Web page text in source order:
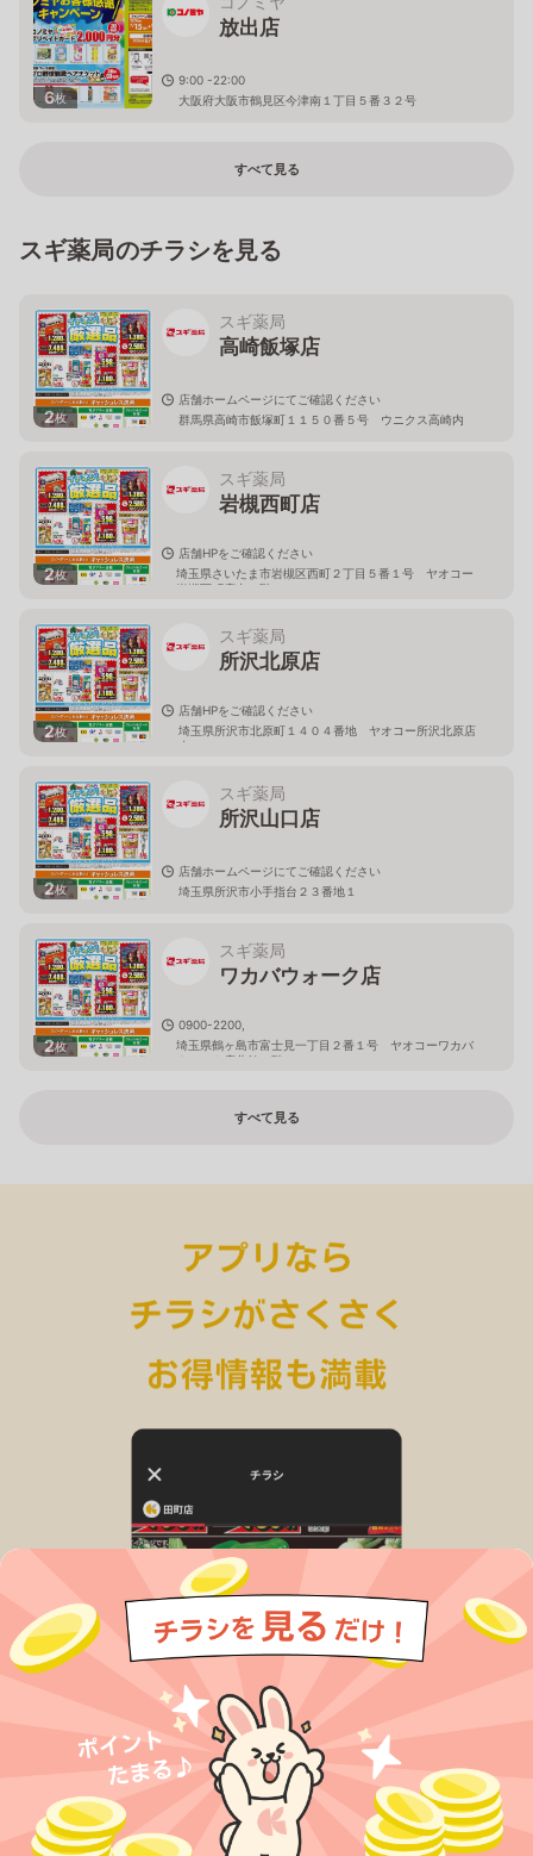
6枚
放出店
9:00 -22:00
大阪府大阪市鶴見区今津南１丁目５番３２号
すべて見る
スギ薬局のチラシを見る
2枚
スギ薬局
高崎飯塚店
店舗ホームページにてご確認ください
群馬県高崎市飯塚町１１５０番５号 ウニクス高崎内
2枚
スギ薬局
岩槻西町店
店舗HPをご確認ください
埼玉県さいたま市岩槻区西町２丁目５番１号 ヤオコー
岩槻西町店内１階
2枚
スギ薬局
所沢北原店
店舗HPをご確認ください
埼玉県所沢市北原町１４０４番地 ヤオコー所沢北原店
内
2枚
スギ薬局
所沢山口店
店舗ホームページにてご確認ください
埼玉県所沢市小手指台２３番地１
2枚
スギ薬局
ワカバウォーク店
0900-2200,
埼玉県鶴ヶ島市富士見一丁目２番１号 ヤオコーワカバ
ウォーク店北館１階
すべて見る